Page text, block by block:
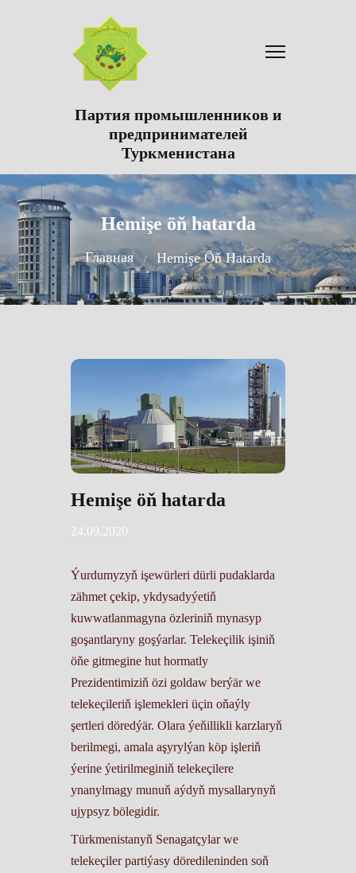
Партия промышленников и
предпринимателей
Туркменистана
Hemişe öň hatarda
Главная Hemişe Öň Hatarda
Hemişe öň hatarda
24.09.2020
Ýurdumyzyň işewürleri dürli pudaklarda
zähmet çekip, ykdysadyýetiň
kuwwatlanmagyna özleriniň mynasyp
goşantlaryny goşýarlar. Telekeçilik işiniň
öňe gitmegine hut hormatly
Prezidentimiziň özi goldaw berýär we
telekeçileriň işlemekleri üçin oňaýly
şertleri döredýär. Olara ýeňillikli karzlaryň
berilmegi, amala aşyrylýan köp işleriň
ýerine ýetirilmeginiň telekeçilere
ynanylmagy munuň aýdyň mysallarynyň
ujypsyz bölegidir.
Türkmenistanyň Senagatçylar we
telekeçiler partiýasy döredileninden soň